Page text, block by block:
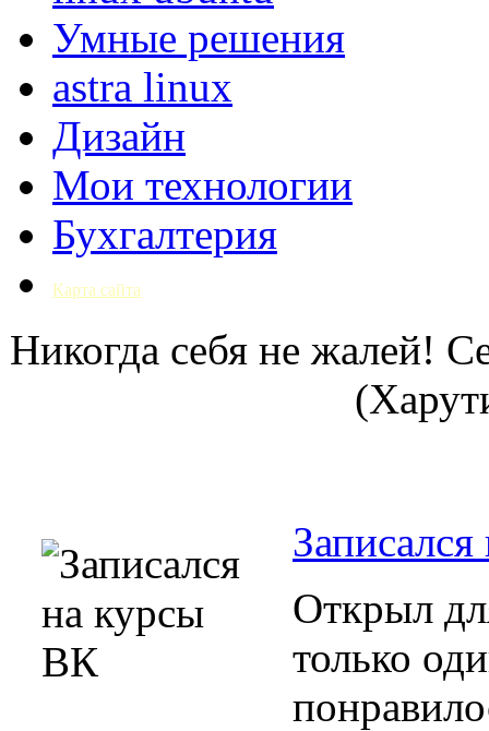
Умные решения
astra linux
Дизайн
Мои технологии
Бухгалтерия
Карта сайта
Никогда себя не жалей!
Открыл
только